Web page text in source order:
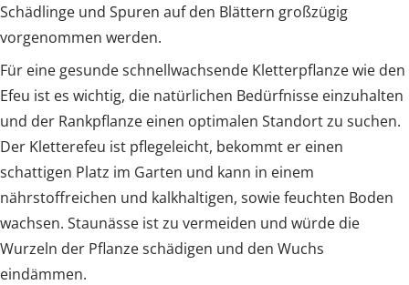
Schädlinge und Spuren auf den Blättern großzügig
vorgenommen werden.
Für eine gesunde schnellwachsende Kletterpflanze wie den
Efeu ist es wichtig, die natürlichen Bedürfnisse einzuhalten
und der Rankpflanze einen optimalen Standort zu suchen.
Der Kletterefeu ist pflegeleicht, bekommt er einen
schattigen Platz im Garten und kann in einem
nährstoffreichen und kalkhaltigen, sowie feuchten Boden
wachsen. Staunässe ist zu vermeiden und würde die
Wurzeln der Pflanze schädigen und den Wuchs
eindämmen.